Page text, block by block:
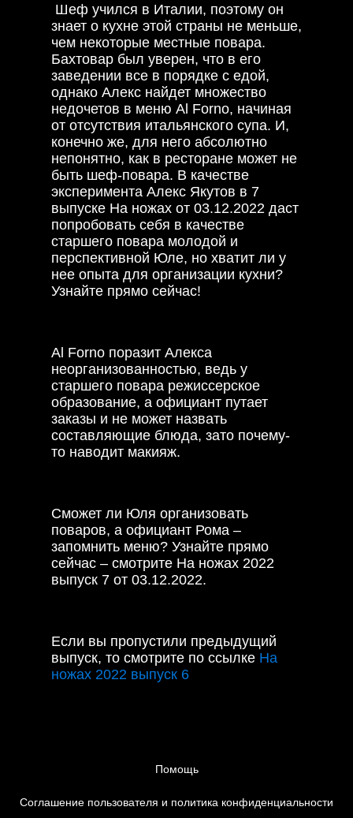
Шеф учился в Италии, поэтому он
знает о кухне этой страны не меньше,
чем некоторые местные повара.
Бахтовар был уверен, что в его
заведении все в порядке с едой,
однако Алекс найдет множество
недочетов в меню Al Forno, начиная
от отсутствия итальянского супа. И,
конечно же, для него абсолютно
непонятно, как в ресторане может не
быть шеф-повара. В качестве
эксперимента Алекс Якутов в 7
выпуске На ножах от 03.12.2022 даст
попробовать себя в качестве
старшего повара молодой и
перспективной Юле, но хватит ли у
нее опыта для организации кухни?
Узнайте прямо сейчас!
Al Forno поразит Алекса
неорганизованностью, ведь у
старшего повара режиссерское
образование, а официант путает
заказы и не может назвать
составляющие блюда, зато почему-
то наводит макияж.
Сможет ли Юля организовать
поваров, а официант Рома –
запомнить меню? Узнайте прямо
сейчас – смотрите На ножах 2022
выпуск 7 от 03.12.2022.
Если вы пропустили предыдущий
выпуск, то смотрите по ссылке На
ножах 2022 выпуск 6
Помощь
Соглашение пользователя и политика конфиденциальности